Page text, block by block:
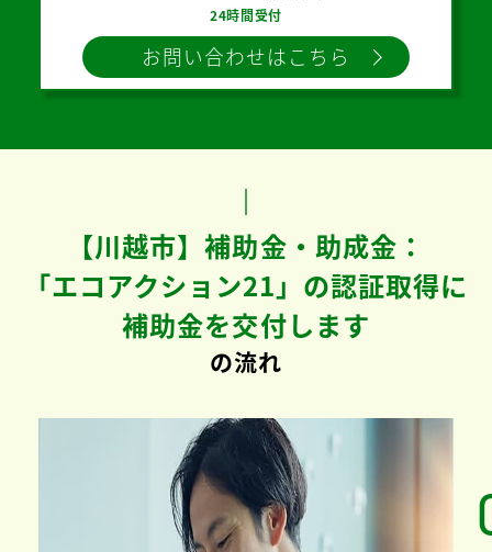
24時間受付
お問い合わせはこちら
【川越市】補助金・助成金：
「エコアクション21」の認証取得に
補助金を交付します
の流れ